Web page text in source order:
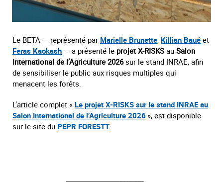
Le BETA — représenté par Marielle Brunette, Killian Baué et
Feras Kaokash — a présenté le projet X‑RISKS au Salon
International de l’Agriculture 2026sur le stand INRAE, afin
de sensibiliser le public aux risques multiples qui
menacent les forêts.
L’article complet « Le projet X-RISKS sur le stand INRAE au
Salon International de l’Agriculture 2026 », est disponible
sur le site du PEPR FORESTT